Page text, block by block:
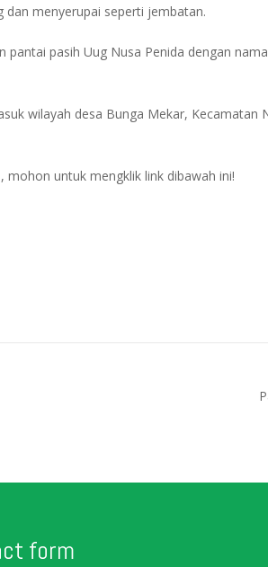
dan menyerupai seperti jembatan.
pasih Uug Nusa Penida dengan
wilayah desa Bunga Mekar, Kecamatan
untuk mengklik link dibawah ini!
form